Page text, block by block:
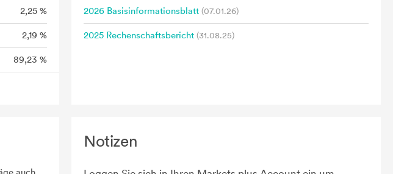
2,25 %
2,19 %
89,23 %
2026 Basisinformationsblatt (07.01.26)
2025 Rechenschaftsbericht (31.08.25)
Notizen